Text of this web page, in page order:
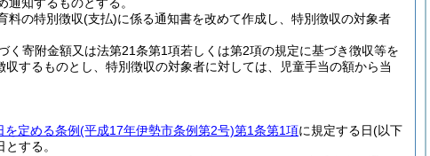
料の特別徴収(支払)に係る通知書を改めて作成し、特別徴収の対象者
く寄附金額又は法第21条第1項若しくは第2項の規定に基づき徴収等を
収するものとし、特別徴収の対象者に対しては、児童手当の額から当
を定める条例(平成17年伊勢市条例第2号)第1条第1項に規定する日(以下
する。